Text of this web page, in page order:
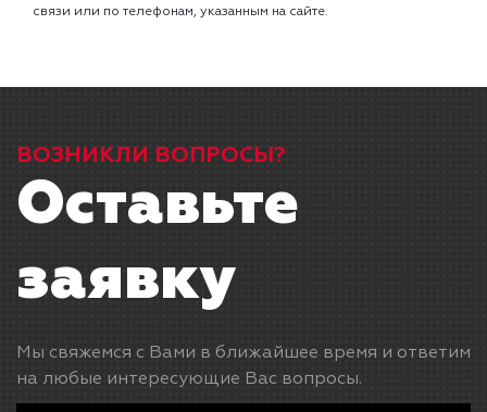
связи или по телефонам, указанным на сайте.
ВОЗНИКЛИ ВОПРОСЫ?
Оставьте
заявку
Мы свяжемся с Вами в ближайшее время и ответим
на любые интересующие Вас вопросы.